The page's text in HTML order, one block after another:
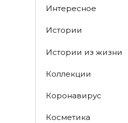
Интересное
Истории
Истории из жизни
Коллекции
Коронавирус
Косметика